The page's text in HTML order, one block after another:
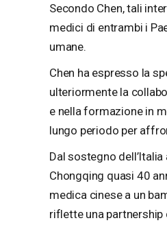
Secondo Chen, tali
medici di entrambi i
umane.
Chen ha espresso la
ulteriormente la
e nella formazione in
lungo periodo per
Dal sostegno
Chongqing quasi 40
medica cinese a un
riflette una